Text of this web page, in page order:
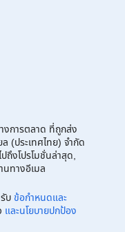
งการตลาด ที่ถูกส่ง
(ประเทศไทย) จำกัด
ถึงโปรโมชั่นล่าสุด,
ทางอีเมล
บข้อกำหนดและ
และนโยบายปกป้อง